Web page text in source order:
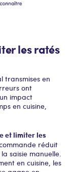
les ratés
transmises en
ont
impact
en cuisine,
et limiter les
réduit
saisie manuelle.
en cuisine, les